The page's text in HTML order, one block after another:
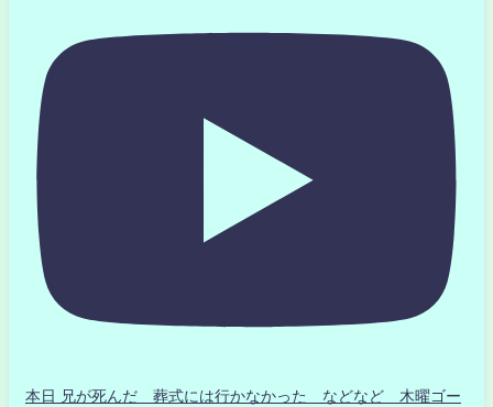
本日 兄が死んだ 葬式には行かなかった などなど 木曜ゴー